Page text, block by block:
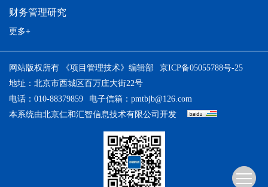
财务管理研究
更多+
网站版权所有 《项目管理技术》编辑部
京ICP备05055788号-25
地址：北京市西城区百万庄大街22号
电话：010-88379859
电子信箱： pmtbjb@126.com
本系统由北京仁和汇智信息技术有限公司 开发